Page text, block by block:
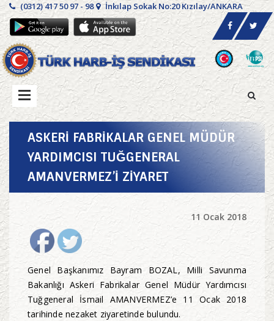
(0312) 417 50 97 - 98 İnkılap Sokak No:20 Kızılay/ANKARA
ASKERİ FABRİKALAR GENEL MÜDÜR
YARDIMCISI TUĞGENERAL
AMANVERMEZ’İ ZİYARET
11 Ocak 2018
Genel Başkanımız Bayram BOZAL, Milli Savunma
Bakanlığı Askeri Fabrikalar Genel Müdür Yardımcısı
Tuğgeneral İsmail AMANVERMEZ’e 11 Ocak 2018
tarihinde nezaket ziyaretinde bulundu.